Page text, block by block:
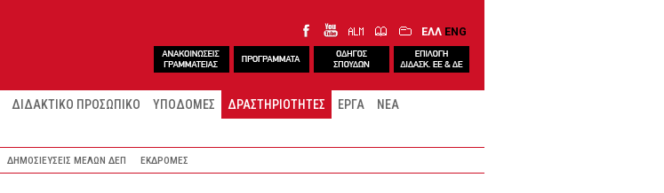
ΕΛΛ ENG
ΔΙΔΑΚΤΙΚΟ ΠΡΟΣΩΠΙΚΟ ΥΠΟΔΟΜΕΣ ΔΡΑΣΤΗΡΙΟΤΗΤΕΣ ΕΡΓΑ
ΝΕΑ
ΔΗΜΟΣΙΕΥΣΕΙΣ ΜΕΛΩΝ ΔΕΠ ΕΚΔΡΟΜΕΣ